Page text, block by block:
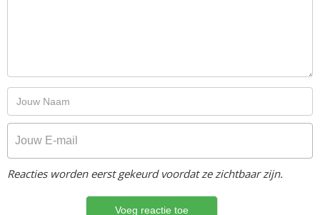
Reacties worden eerst gekeurd voordat ze zichtbaar zijn.